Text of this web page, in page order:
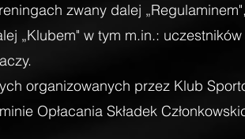
zwany dalej
„Klubem" w tym m.in.:
organizowanych przez Klub
Opłacania Składek